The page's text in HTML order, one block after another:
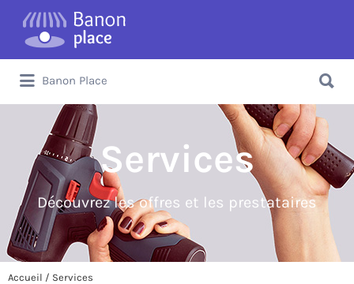
Banon Place
Services
Découvrez les offres et les prestataires
Accueil / Services